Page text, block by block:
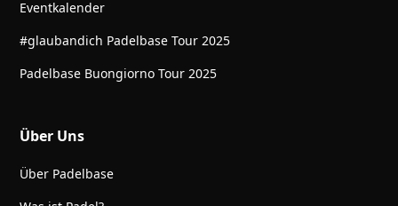
Eventkalender
#glaubandich Padelbase Tour 2025
Padelbase Buongiorno Tour 2025
Über Uns
Über Padelbase